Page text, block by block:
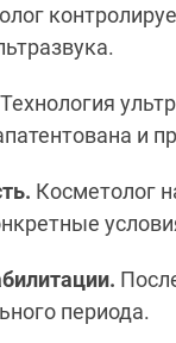
Технология
и
Косметолог
периода.